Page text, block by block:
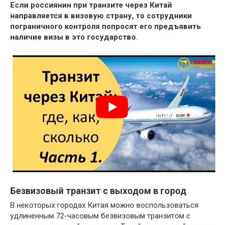
Если россиянин при транзите через Китай
направляется в визовую страну, то сотрудники
пограничного контроля попросят его предъявить
наличие визы в это государство.
Безвизовый транзит с выходом в город
В некоторых городах Китая можно воспользоваться
удлиненным 72-часовым безвизовым транзитом с